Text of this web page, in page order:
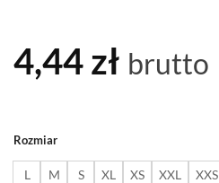
4,44zł brutto
Rozmiar
L M S XL XS XXL XXS